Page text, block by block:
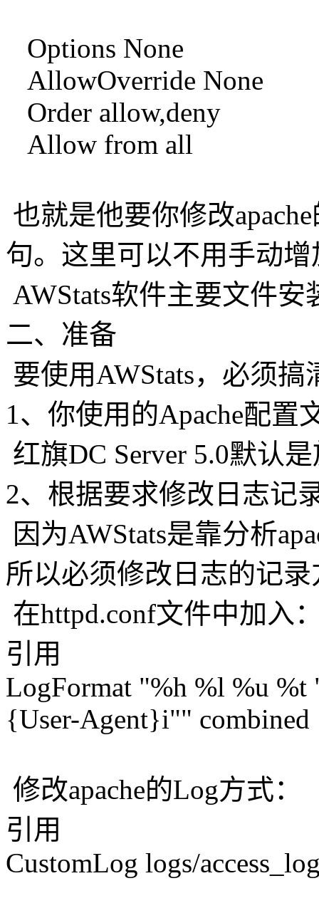
Options None
AllowOverride None
Order allow,deny
Allow from all
也就是他要你修改
句。这里可以不用手动
AWStats软件主要文件安
二、准备
要使用AWStats，必须
1、你使用的Apache配置
红旗DC Server 5.0默认
2、根据要求修改日志记
因为AWStats是靠分析
所以必须修改日志的记
在httpd.conf文件中加入
引用
LogFormat "%h %l %u
{User-Agent}i"" combined
修改apache的Log方式：
引用
CustomLog logs/